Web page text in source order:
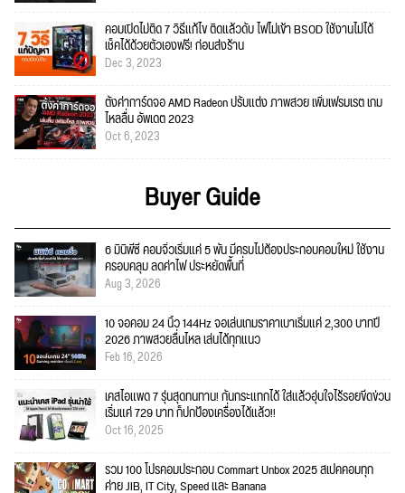
คอมเปิดไม่ติด 7 วิธีแก้ไข ติดแล้วดับ ไฟไม่เข้า BSOD ใช้งานไม่ได้
เช็คได้ด้วยตัวเองฟรี! ก่อนส่งร้าน
Dec 3, 2023
ตั้งค่าการ์ดจอ AMD Radeon ปรับแต่ง ภาพสวย เพิ่มเฟรมเรต เกม
ไหลลื่น อัพเดต 2023
Oct 6, 2023
Buyer Guide
6 มินิพีซี คอมจิ๋วเริ่มแค่ 5 พัน มีครบไม่ต้องประกอบคอมใหม่ ใช้งาน
ครอบคลุม ลดค่าไฟ ประหยัดพื้นที่
Aug 3, 2026
10 จอคอม 24 นิ้ว 144Hz จอเล่นเกมราคาเบาเริ่มแค่ 2,300 บาทปี
2026 ภาพสวยลื่นไหล เล่นได้ทุกแนว
Feb 16, 2026
เคสไอแพด 7 รุ่นสุดทนทาน! กันกระแทกได้ ใส่แล้วอุ่นใจไร้รอยขีดข่วน
เริ่มแค่ 729 บาท ก็ปกป้องเครื่องได้แล้ว!!
Oct 16, 2025
รวม 100 โปรคอมประกอบ Commart Unbox 2025 สเปคคอมทุก
ค่าย JIB, IT City, Speed และ Banana